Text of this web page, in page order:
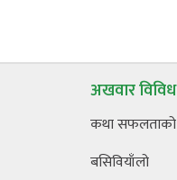
अखवार विविध
कथा सफलताको
बसिवियाँलो